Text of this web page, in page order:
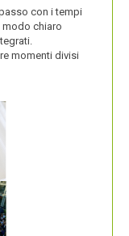
con i tempi
modo chiaro
momenti divisi